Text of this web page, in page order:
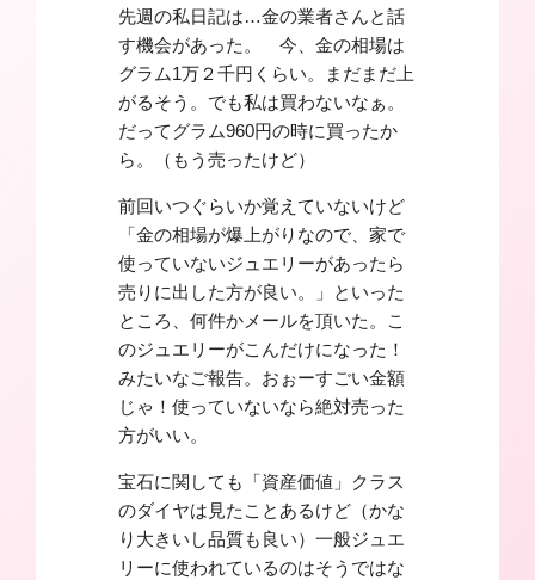
先週の私日記は…金の業者さんと話
す機会があった。 今、金の相場は
グラム1万２千円くらい。まだまだ上
がるそう。でも私は買わないなぁ。
だってグラム960円の時に買ったか
ら。（もう売ったけど）
前回いつぐらいか覚えていないけど
「金の相場が爆上がりなので、家で
使っていないジュエリーがあったら
売りに出した方が良い。」といった
ところ、何件かメールを頂いた。こ
のジュエリーがこんだけになった！
みたいなご報告。おぉーすごい金額
じゃ！使っていないなら絶対売った
方がいい。
宝石に関しても「資産価値」クラス
のダイヤは見たことあるけど（かな
り大きいし品質も良い）一般ジュエ
リーに使われているのはそうではな